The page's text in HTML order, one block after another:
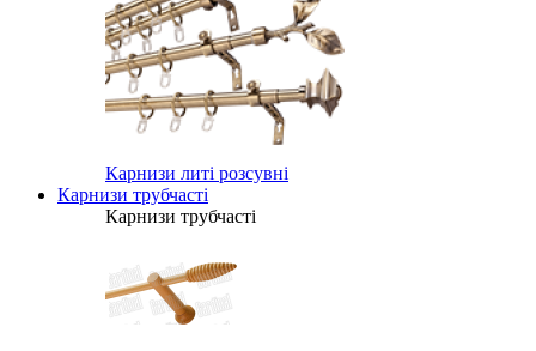
Карнизи литі розсувні
Карнизи трубчасті
Карнизи трубчасті